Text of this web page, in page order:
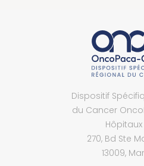
Dispositif
du Cancer
Hôpitaux
270, Bd Ste
13009,